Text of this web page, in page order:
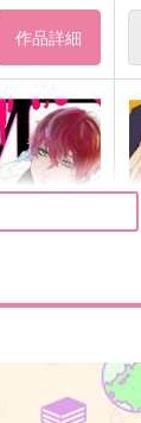
作品詳細